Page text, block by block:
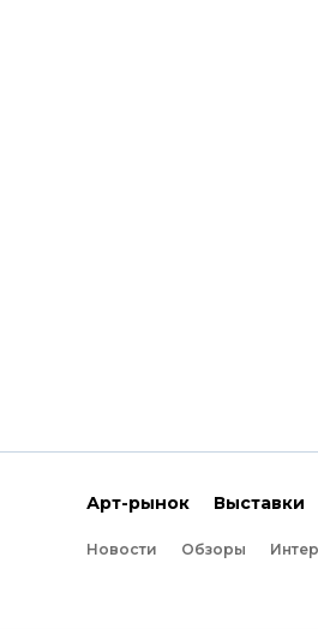
Арт-рынок Выставки
Новости Обзоры